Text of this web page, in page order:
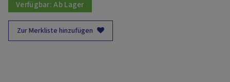
Verfügbar:Ab Lager
Zur Merkliste hinzufügen